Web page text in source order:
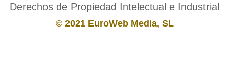
Derechos de Propiedad Intelectual e Industrial
© 2021 EuroWeb Media, SL